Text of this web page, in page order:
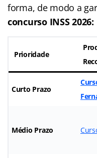
forma, de modo a
concurso INSS 2026:
Prioridade
Curto Prazo
Médio Prazo